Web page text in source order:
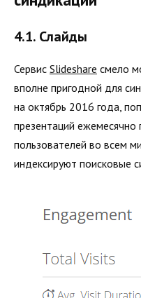
4.1. Слайды
Сервис Slideshare смело
вполне пригодной для
на октябрь 2016 года,
презентаций
пользователей во всем
индексируют поисковые